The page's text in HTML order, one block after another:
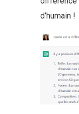
d’humain !